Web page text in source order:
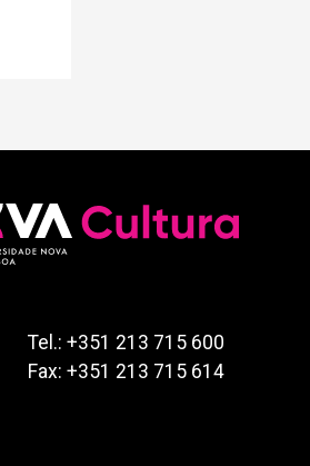
Tel.: +351 213 715 600
Fax: +351 213 715 614